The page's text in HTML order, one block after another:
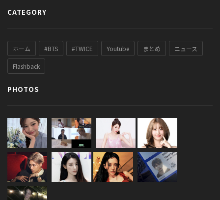
CATEGORY
ホーム #BTS #TWICE Youtube まとめ ニュース
Flashback
PHOTOS